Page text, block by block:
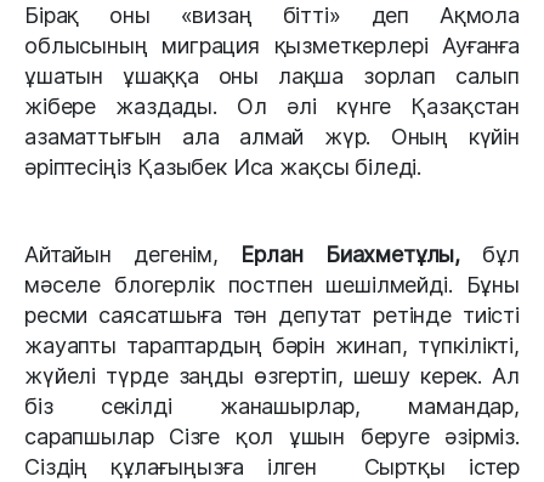
Бірақ оны «визаң бітті» деп Ақмола
облысының миграция қызметкерлері Ауғанға
ұшатын ұшаққа оны лақша зорлап салып
жібере жаздады. Ол әлі күнге Қазақстан
азаматтығын ала алмай жүр. Оның күйін
әріптесіңіз Қазыбек Иса жақсы біледі.
Айтайын дегенім, Ерлан Биахметұлы, бұл
мәселе блогерлік постпен шешілмейді. Бұны
ресми саясатшыға тән депутат ретінде тиісті
жауапты тараптардың бәрін жинап, түпкілікті,
жүйелі түрде заңды өзгертіп, шешу керек. Ал
біз секілді жанашырлар, мамандар,
сарапшылар Сізге қол ұшын беруге әзірміз.
Сіздің құлағыңызға ілген Сыртқы істер